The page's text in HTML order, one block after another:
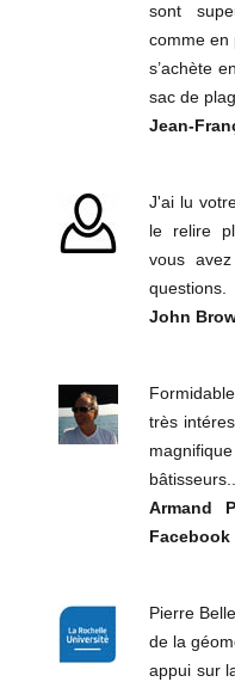
sont
comme en
s’achète
sac de
Jean-
J'ai lu
le relire
vous
questions.
John
très
Armand
Facebook
Pierre
de la
appui sur